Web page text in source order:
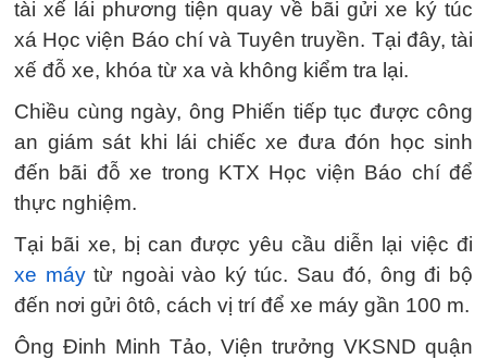
tài xế lái phương tiện quay về bãi gửi xe ký túc
xá Học viện Báo chí và Tuyên truyền. Tại đây, tài
xế đỗ xe, khóa từ xa và không kiểm tra lại.
Chiều cùng ngày, ông Phiến tiếp tục được công
an giám sát khi lái chiếc xe đưa đón học sinh
đến bãi đỗ xe trong KTX Học viện Báo chí để
thực nghiệm.
Tại bãi xe, bị can được yêu cầu diễn lại việc đi
xe máytừ ngoài vào ký túc. Sau đó, ông đi bộ
đến nơi gửi ôtô, cách vị trí để xe máy gần 100 m.
Ông Đinh Minh Tảo, Viện trưởng VKSND quận